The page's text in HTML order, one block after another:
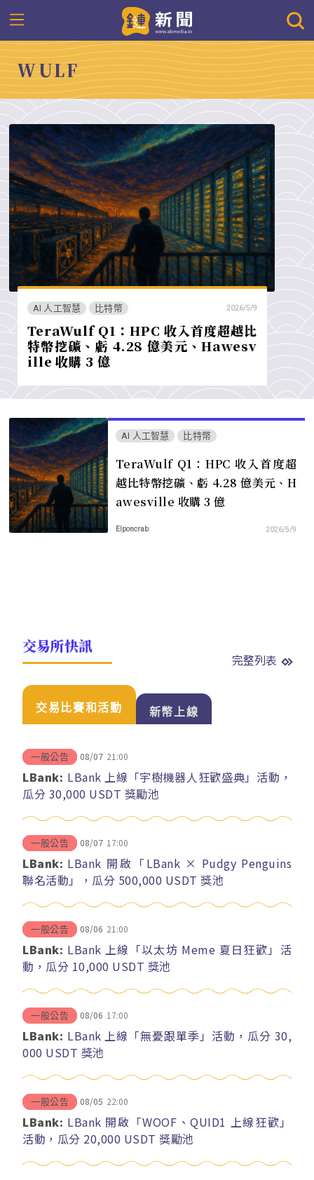
WULF
AI 人工智慧 比特幣 2026/5/9
TeraWulf Q1：HPC 收入首度超越比
特幣挖礦、虧 4.28 億美元、Hawesv
ille 收購 3 億
AI 人工智慧 比特幣
TeraWulf Q1：HPC 收入首度超
越比特幣挖礦、虧 4.28 億美元、H
awesville 收購 3 億
Elponcrab 2026/5/9
交易所快訊
完整列表
交易比賽和活動 新幣上線
一般公告 08/07 21:00
LBank: LBank 上線「宇樹機器人狂歡盛典」活動，
瓜分 30,000 USDT 獎勵池
一般公告 08/07 17:00
LBank: LBank 開啟「LBank × Pudgy Penguins
聯名活動」，瓜分 500,000 USDT 獎池
一般公告 08/06 21:00
LBank: LBank 上線「以太坊 Meme 夏日狂歡」活
動，瓜分 10,000 USDT 獎池
一般公告 08/06 17:00
LBank: LBank 上線「無憂跟單季」活動，瓜分 30,
000 USDT 獎池
一般公告 08/05 22:00
LBank: LBank 開啟「WOOF、QUID1 上線狂歡」
活動，瓜分 20,000 USDT 獎勵池